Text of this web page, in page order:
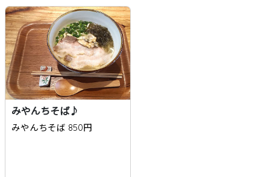
みやんちそば♪
みやんちそば 850円